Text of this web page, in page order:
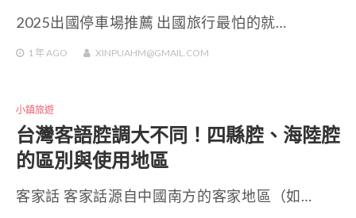
2025出國停車場推薦 出國旅行最怕的就…
1 年 AGO XINPUAHM@GMAIL.COM
小鎮旅遊
台灣客語腔調大不同！四縣腔、海陸腔
的區別與使用地區
客家話 客家話源自中國南方的客家地區（如…